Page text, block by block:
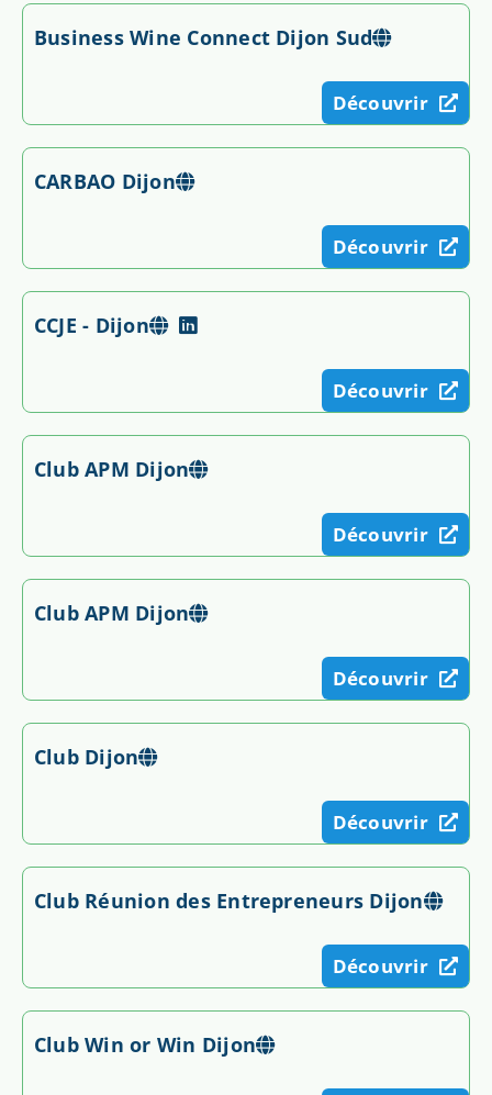
Business Wine Connect Dijon Sud
Découvrir
CARBAO Dijon
Découvrir
CCJE - Dijon
Découvrir
Club APM Dijon
Découvrir
Club APM Dijon
Découvrir
Club Dijon
Découvrir
Club Réunion des Entrepreneurs Dijon
Découvrir
Club Win or Win Dijon